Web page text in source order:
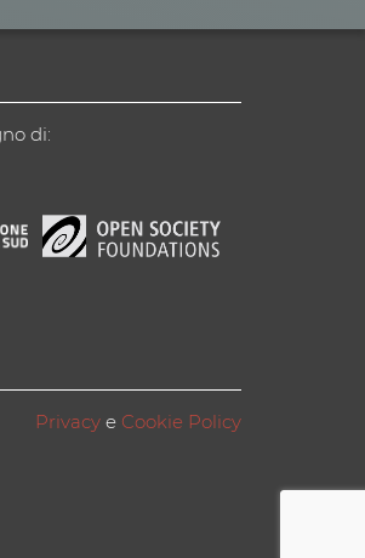
di:
Privacy e Cookie Policy